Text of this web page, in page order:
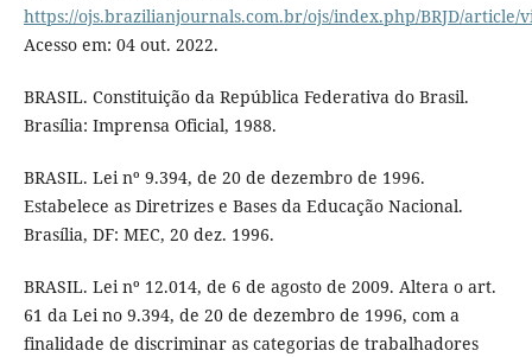
https://ojs.brazilianjournals.com.br/ojs/index.php/BRJD/article/
Acesso em: 04 out. 2022.
BRASIL. Constituição da República Federativa do Brasil.
Brasília: Imprensa Oficial, 1988.
BRASIL. Lei nº 9.394, de 20 de dezembro de 1996.
Estabelece as Diretrizes e Bases da Educação Nacional.
Brasília, DF: MEC, 20 dez. 1996.
BRASIL. Lei nº 12.014, de 6 de agosto de 2009. Altera o art.
61 da Lei no 9.394, de 20 de dezembro de 1996, com a
finalidade de discriminar as categorias de trabalhadores